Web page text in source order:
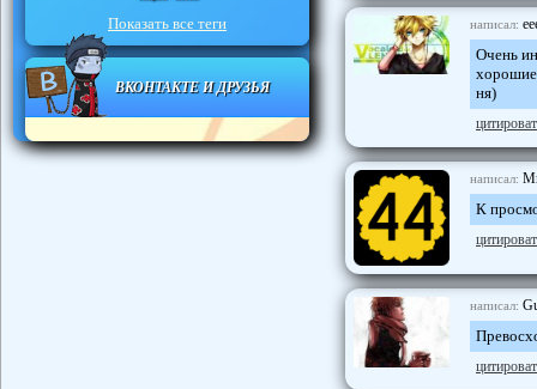
Показать все теги
ВКОНТАКТЕ И ДРУЗЬЯ
написал:
Очень
хорошие
ня)
написал:
К
написал: